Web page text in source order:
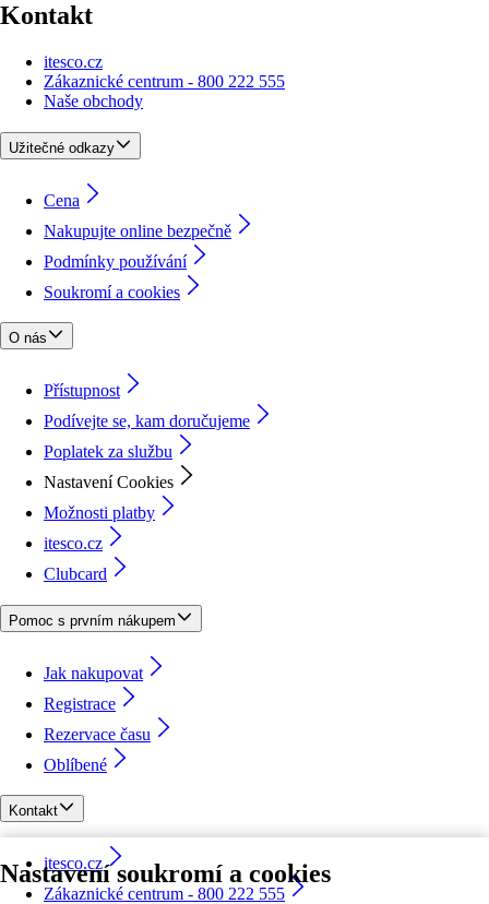
Nastavení soukromí a cookies
Kontakt
itesco.cz
Zákaznické centrum - 800 222 555
Naše obchody
Užitečné odkazy
Cena
Nakupujte online bezpečně
Podmínky používání
Soukromí a cookies
O nás
Přístupnost
Podívejte se, kam doručujeme
Poplatek za službu
Nastavení Cookies
Možnosti platby
itesco.cz
Clubcard
Pomoc s prvním nákupem
Jak nakupovat
Registrace
Rezervace času
Oblíbené
Kontakt
itesco.cz
Zákaznické centrum - 800 222 555